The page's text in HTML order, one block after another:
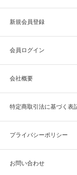
新規会員登録
会員ログイン
会社概要
特定商取引法に基づく表
プライバシーポリシー
お問い合わせ